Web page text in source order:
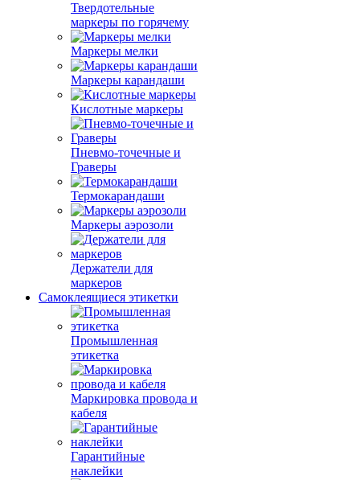
Твердотельные
маркеры по горячему
Маркеры мелки
Маркеры карандаши
Кислотные маркеры
Пневмо-точечные и
Граверы
Термокарандаши
Маркеры аэрозоли
Держатели для
маркеров
Самоклеящиеся этикетки
Промышленная
этикетка
Маркировка провода и
кабеля
Гарантийные
наклейки